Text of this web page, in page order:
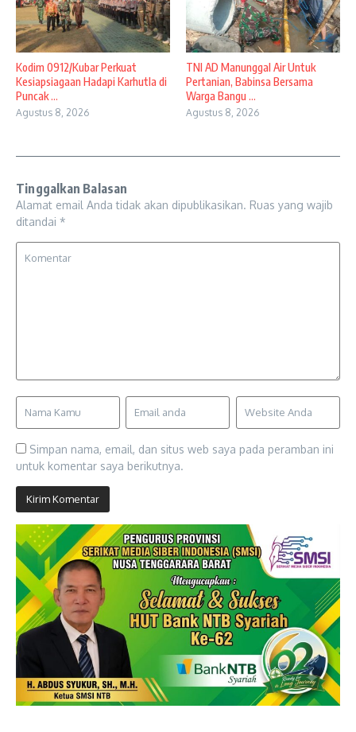
Kodim 0912/Kubar Perkuat
Kesiapsiagaan Hadapi Karhutla di
Puncak ...
Agustus 8, 2026
TNI AD Manunggal Air Untuk
Pertanian, Babinsa Bersama
Warga Bangu ...
Agustus 8, 2026
Tinggalkan Balasan
Alamat email Anda tidak akan dipublikasikan. Ruas yang wajib
ditandai *
Simpan nama, email, dan situs web saya pada peramban ini
untuk komentar saya berikutnya.